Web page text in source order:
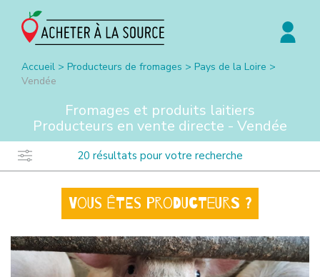
Accueil > Producteurs de fromages > Pays de la Loire >
Vendée
Fromages et produits laitiers
Producteurs en vente directe - Vendée
20 résultats pour votre recherche
Vous êtes producteurs ?